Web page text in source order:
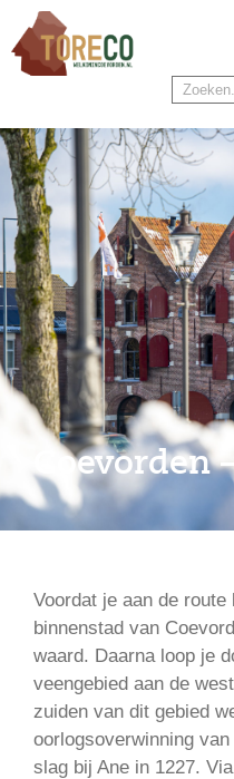
Coevorden
Voordat je aan de
binnenstad van
waard. Daarna loop je
veengebied aan de
zuiden van dit gebied
oorlogsoverwinning
slag bij Ane in 1227.